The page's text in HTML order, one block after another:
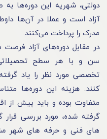
دولتی، شهریه این دوره‌ها به
آزاد است و عملا در آن‌ها
مدرک را پرداخت می‌کنند.
در مقابل دوره‌های آزاد فرصت
سن و با هر سطح
تخصصی مورد نظر را یاد
کنند. هزینه این دوره‌ها
متفاوت بوده و باید پیش از
گرفته شده، مورد بررسی قرار
های فنی و حرفه های شهر